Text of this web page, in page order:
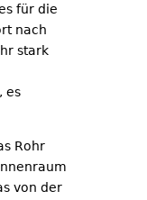
für die
nach
stark
es
Rohr
von der